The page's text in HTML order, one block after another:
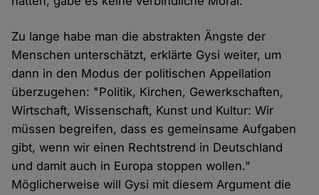
Zu lange habe man die abstrakten Ängste der
Menschen unterschätzt, erklärte Gysi weiter, um
dann in den Modus der politischen Appellation
überzugehen: "Politik, Kirchen, Gewerkschaften,
Wirtschaft, Wissenschaft, Kunst und Kultur: Wir
müssen begreifen, dass es gemeinsame Aufgaben
gibt, wenn wir einen Rechtstrend in Deutschland
und damit auch in Europa stoppen wollen."
Möglicherweise will Gysi mit diesem Argument die